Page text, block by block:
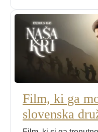
Film, ki ga
slovenska